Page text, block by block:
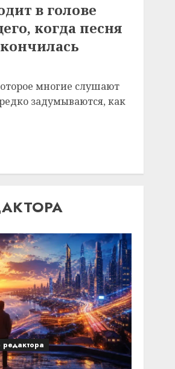
в голове
когда песня
многие слушают
задумываются, как